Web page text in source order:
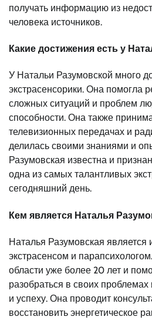
получать информацию из
человека источников.
Какие достижения есть у
У Натальи Разумовской много
экстрасенсорики. Она помогла
сложных ситуаций и проблем
способности. Она также
телевизионных передачах и
делилась своими знаниями и
Разумовская известна и
одна из самых талантливых
сегодняшний день.
Кем является Наталья
Наталья Разумовская является
экстрасенсом и
области уже более 20 лет и
разобраться в своих проблемах
и успеху. Она проводит
восстановить энергетическое